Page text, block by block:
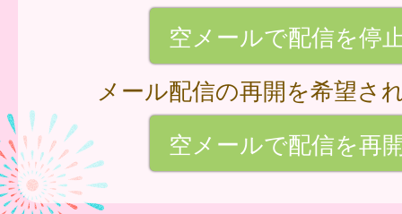
空メールで配信を停
メール配信の再開を希望さ
空メールで配信を再